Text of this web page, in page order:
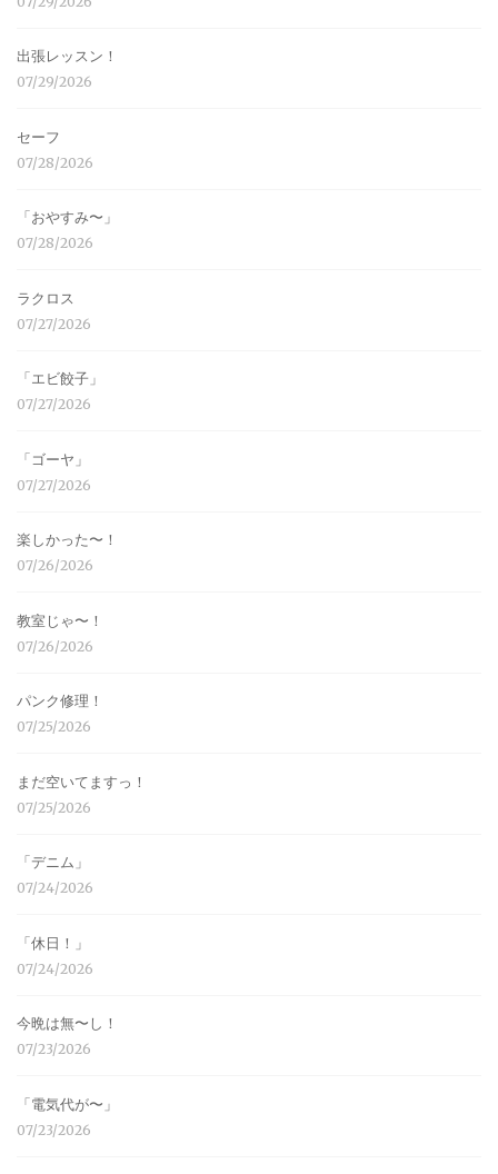
出張レッスン！
07/29/2026
セーフ
07/28/2026
「おやすみ〜」
07/28/2026
ラクロス
07/27/2026
「エビ餃子」
07/27/2026
「ゴーヤ」
07/27/2026
楽しかった〜！
07/26/2026
教室じゃ〜！
07/26/2026
パンク修理！
07/25/2026
まだ空いてますっ！
07/25/2026
「デニム」
07/24/2026
「休日！」
07/24/2026
今晩は無〜し！
07/23/2026
「電気代が〜」
07/23/2026